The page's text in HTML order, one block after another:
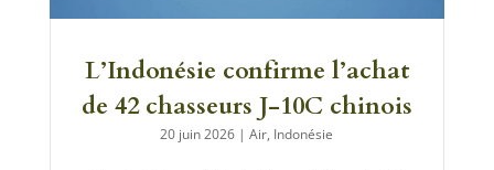
L’Indonésie confirme l’achat
de 42 chasseurs J-10C chinois
20 juin 2026 |Air, Indonésie